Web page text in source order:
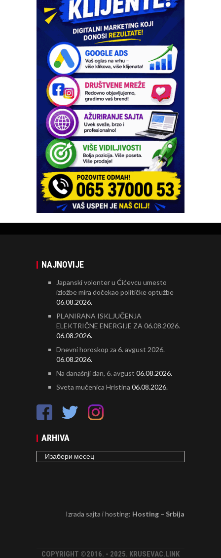
NAJNOVIJE
Japanski volonter u Ćićevcu umesto
izložbe mira dočekao političke optužbe
06.08.2026.
PLANIRANA ISKLJUČENJA
ELEKTRIČNE ENERGIJE ZA 06.08.2026.
06.08.2026.
Dnevni horoskop za 6. avgust 2026.
06.08.2026.
Na današnji dan, 6. avgust 06.08.2026.
Sveta mučenica Hristina 06.08.2026.
ARHIVA
ARHIVA
Izrada sajta i hosting: Hosting – Srbija
COPYRIGHT ©2016. - 2025. KRUSEVAC.LINK